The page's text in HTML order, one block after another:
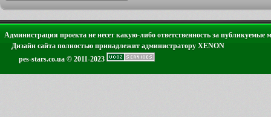
Администрация проекта не несет какую-либо ответственность за публикуемые
Дизайн сайта полностью принадлежит администратору XENON
pes-stars.co.ua © 2011-2023